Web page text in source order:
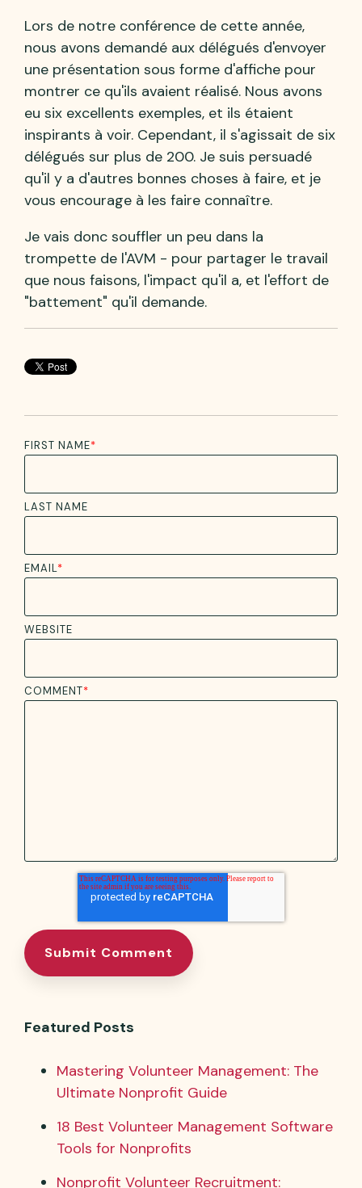
Lors de notre conférence de cette année,
nous avons demandé aux délégués d'envoyer
une présentation sous forme d'affiche pour
montrer ce qu'ils avaient réalisé. Nous avons
eu six excellents exemples, et ils étaient
inspirants à voir. Cependant, il s'agissait de six
délégués sur plus de 200. Je suis persuadé
qu'il y a d'autres bonnes choses à faire, et je
vous encourage à les faire connaître.
Je vais donc souffler un peu dans la
trompette de l'AVM - pour partager le travail
que nous faisons, l'impact qu'il a, et l'effort de
"battement" qu'il demande.
FIRST NAME*
LAST NAME
EMAIL*
WEBSITE
COMMENT*
Featured Posts
Mastering Volunteer Management: The
Ultimate Nonprofit Guide
18 Best Volunteer Management Software
Tools for Nonprofits
Nonprofit Volunteer Recruitment: